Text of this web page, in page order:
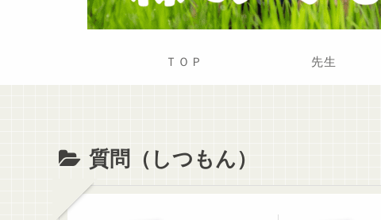
ＴＯＰ 先生
質問（しつもん）